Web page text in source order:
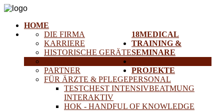
HOME
18MEDICAL
DIE FIRMA
KARRIERE
HISTORISCHE GERÄTE
PARTNER
TRAINING &
SEMINARE
FÜR ÄRZTE & PFLEGEPERSONAL
TESTCHEST INTENSIVBEATMUNG
INTERAKTIV
HOK - HANDFUL OF KNOWLEDGE
PROJEKTE